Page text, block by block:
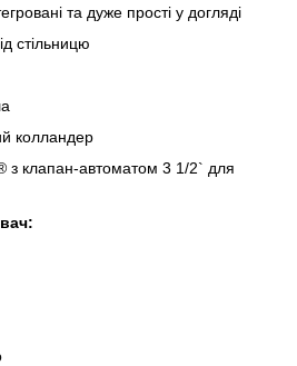
та дуже прості у догляді
стільницю
колландер
з клапан-автоматом 3 1/2` для